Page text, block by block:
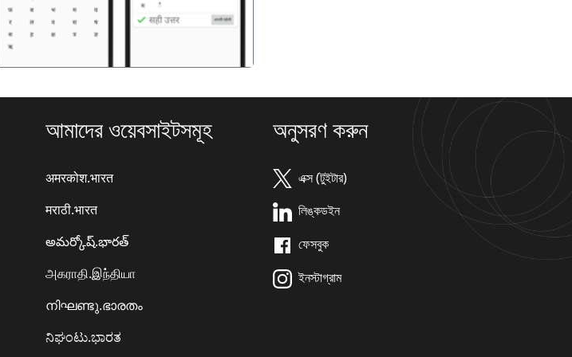
আমাদের ওয়েবসাইটসমূহ
अमरकोश.भारत
मराठी.भारत
అమర్కోష్.భారత్
அகராதி.இந்தியா
നിഘണ്ടു.ഭാരതം
ನಿಘಂಟು.ಭಾರತ
অনুসরণ করুন
এক্স (টুইটার)
লিঙ্কডইন
ফেসবুক
ইনস্টাগ্রাম